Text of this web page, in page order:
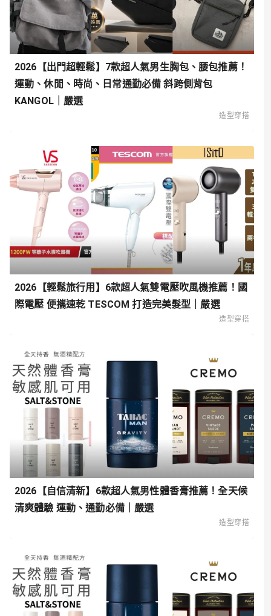
2026【出門超輕鬆】7款超人氣男生胸包、腰包推薦！
運動、休閒、時尚、日常通勤必備 斜跨側背包
KANGOL｜嚴選
造型穿搭
2026【輕鬆旅行用】6款超人氣雙電壓吹風機推薦！國
際電壓 便攜速乾 TESCOM 打造完美髮型｜嚴選
造型穿搭
2026【自信清新】6款超人氣男性體香膏推薦！全天候
清爽體驗 運動、通勤必備｜嚴選
造型穿搭